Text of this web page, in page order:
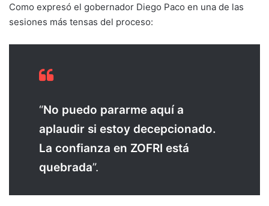
Como expresó el gobernador Diego Paco en una de las
sesiones más tensas del proceso:
“No puedo pararme aquí a
aplaudir si estoy decepcionado.
La confianza en ZOFRI está
quebrada”.